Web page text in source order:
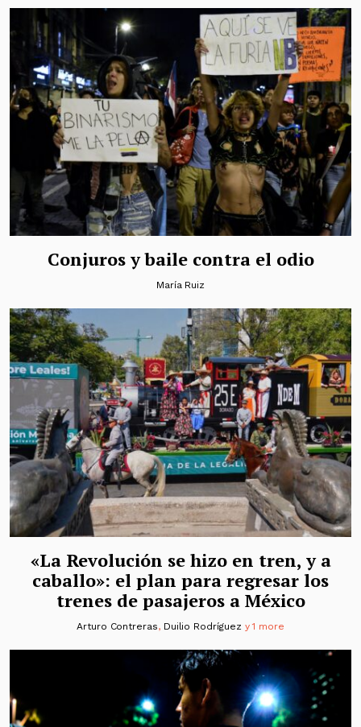
Conjuros y baile contra el odio
María Ruiz
«La Revolución se hizo en tren, y a
caballo»: el plan para regresar los
trenes de pasajeros a México
Arturo Contreras, Duilio Rodríguez y 1 more